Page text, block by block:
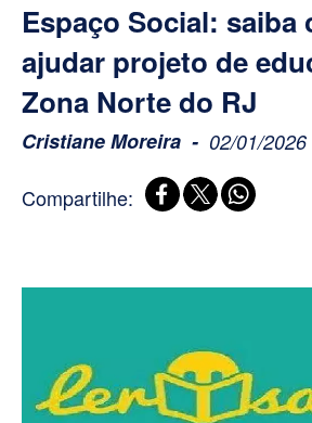
Espaço Social: saiba
ajudar projeto de
Zona Norte do RJ
Cristiane Moreira 02/01/2026
Compartilhe: